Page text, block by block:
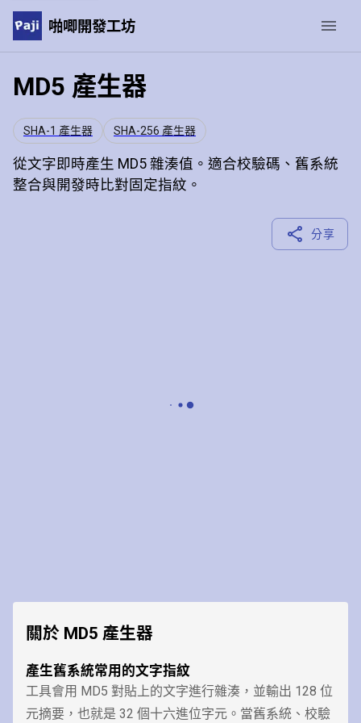
啪唧開發工坊
MD5 產生器
SHA-1 產生器 SHA-256 產生器
從文字即時產生 MD5 雜湊值。適合校驗碼、舊系統
整合與開發時比對固定指紋。
分享
關於 MD5 產生器
產生舊系統常用的文字指紋
工具會用 MD5 對貼上的文字進行雜湊，並輸出 128 位
元摘要，也就是 32 個十六進位字元。當舊系統、校驗